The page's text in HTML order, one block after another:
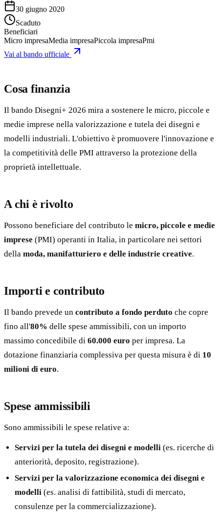
30 giugno 2020
Scaduto
Beneficiari
Micro impresaMedia impresaPiccola impresaPmi
Vai al bando ufficiale
Cosa finanzia
Il bando Disegni+ 2026 mira a sostenere le micro, piccole e
medie imprese nella valorizzazione e tutela dei disegni e
modelli industriali. L'obiettivo è promuovere l'innovazione e
la competitività delle PMI attraverso la protezione della
proprietà intellettuale.
A chi è rivolto
Possono beneficiare del contributo le micro, piccole e medie
imprese (PMI) operanti in Italia, in particolare nei settori
della moda, manifatturiero e delle industrie creative.
Importi e contributo
Il bando prevede un contributo a fondo perduto che copre
fino all'80% delle spese ammissibili, con un importo
massimo concedibile di 60.000 euro per impresa. La
dotazione finanziaria complessiva per questa misura è di 10
milioni di euro.
Spese ammissibili
Sono ammissibili le spese relative a:
Servizi per la tutela dei disegni e modelli (es. ricerche di
anteriorità, deposito, registrazione).
Servizi per la valorizzazione economica dei disegni e
modelli (es. analisi di fattibilità, studi di mercato,
consulenze per la commercializzazione).